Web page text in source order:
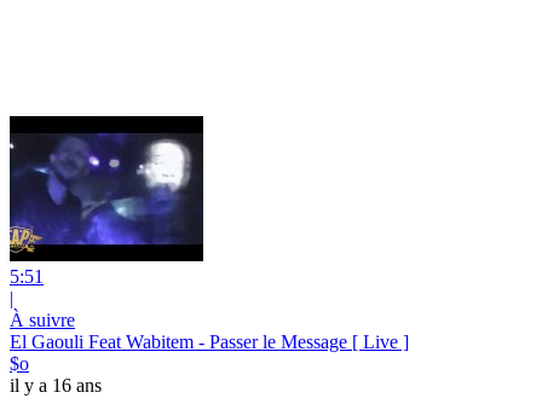
5:51
|
À suivre
El Gaouli Feat Wabitem - Passer le Message [ Live ]
$o
il y a 16 ans